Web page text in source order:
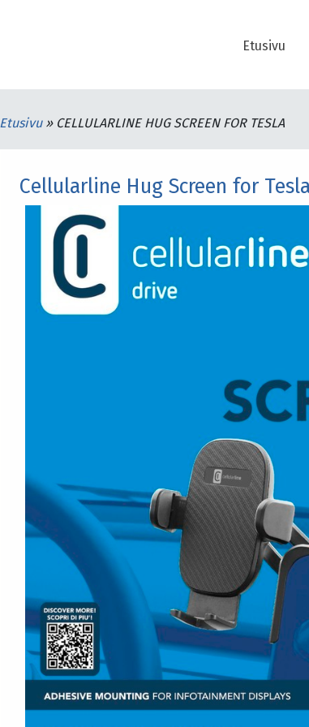
Etusivu
Etusivu »CELLULARLINE HUG SCREEN FOR TESLA
Cellularline Hug Screen for